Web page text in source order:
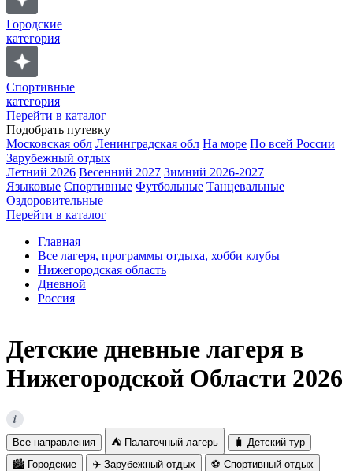
Городские
категория
Спортивные
категория
Перейти в каталог
Подобрать путевку
Московская обл Ленинградская обл На море По всей России
Зарубежный отдых
Летний 2026 Весенний 2027 Зимний 2026-2027
Языковые Спортивные Футбольные Танцевальные
Оздоровительные
Перейти в каталог
Главная
Все лагеря, программы отдыха, хобби клубы
Нижегородская область
Дневной
Россия
Детские дневные лагеря в
Нижегородской Области 2026
i
Все направления ⛺ Палаточный лагерь
🧳 Детский тур
🏙️ Городские
✈️ Зарубежный отдых
⚽ Спортивный отдых